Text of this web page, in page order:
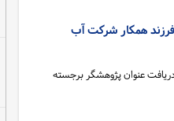
همکار شرکت آب
عنوان پژوهشگر برجسته